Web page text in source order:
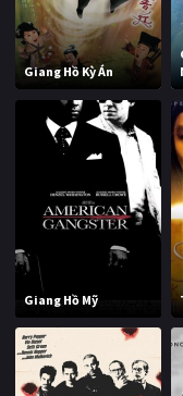
Giang Hồ Kỳ Án
Giang Hồ Mỹ